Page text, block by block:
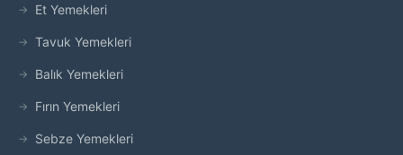
Et Yemekleri
Tavuk Yemekleri
Balık Yemekleri
Fırın Yemekleri
Sebze Yemekleri